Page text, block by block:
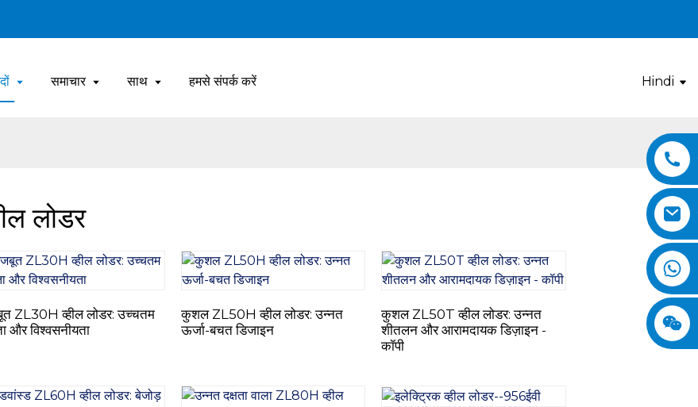
समाचार साथ हमसे संपर्क करें Hindi
लोडर
ZL30H व्हील लोडर: उच्चतम
और विश्वसनीयता
कुशल ZL50H व्हील लोडर: उन्नत
ऊर्जा-बचत डिजाइन
कुशल ZL50T व्हील लोडर: उन्नत
शीतलन और आरामदायक डिज़ाइन -
कॉपी